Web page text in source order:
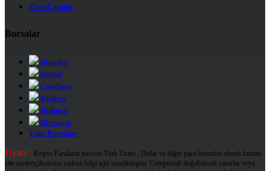
Tüm Coinler
Borsalar
Binance
Huobi
Coinbase
Kraken
Bitfinex
Bitstamp
Tüm Borsalar
Uyarı : Kripto Paraların mevcut Türk Lirası , Dolar ve diğer para birimleri olarak kurları
site ziyaretçilerimize sadece bilgi için sunulmuştur. Coinportali doğabilecek zararlar veya